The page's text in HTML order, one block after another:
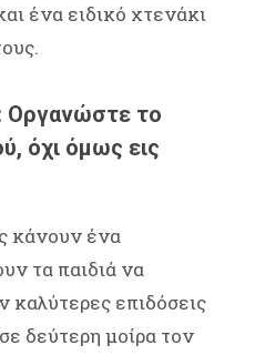
ένα ειδικό χτενάκι
Οργανώστε το
όχι όμως εις
κάνουν ένα
τα παιδιά να
καλύτερες επιδόσεις
δεύτερη μοίρα τον